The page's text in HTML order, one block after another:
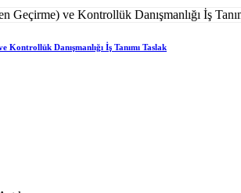
Kontrollük Danışmanlığı İş Tanımı Taslak